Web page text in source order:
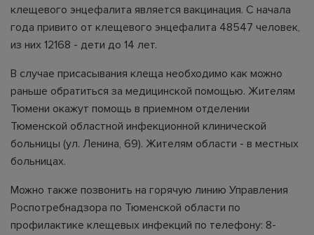
клещевого энцефалита является вакцинация. C начала
года привито от клещевого энцефалита 48547 человек,
из них 12168 - дети до 14 лет.
В случае присасывания клеща необходимо как можно
раньше обратиться за медицинской помощью. Жителям
Тюмени окажут помощь в приемном отделении
Тюменской областной инфекционной клинической
больницы (ул. Ленина, 69). Жителям области - в местных
больницах.
Можно также позвонить на горячую линию Управления
Роспотребнадзора по Тюменской области по
профилактике клещевых инфекций по телефону: 8-